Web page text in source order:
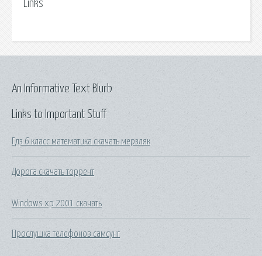
Links
Links to Important Stuff
Гдз 6 класс математика скачать мерзляк
Дорога скачать торрент
Windows xp 2001 скачать
Прослушка телефонов самсунг
An Informative Text Blurb